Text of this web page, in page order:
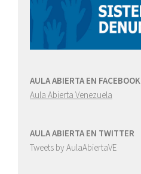
AULA ABIERTA EN FACEBOOK
Aula Abierta Venezuela
AULA ABIERTA EN TWITTER
Tweets by AulaAbiertaVE